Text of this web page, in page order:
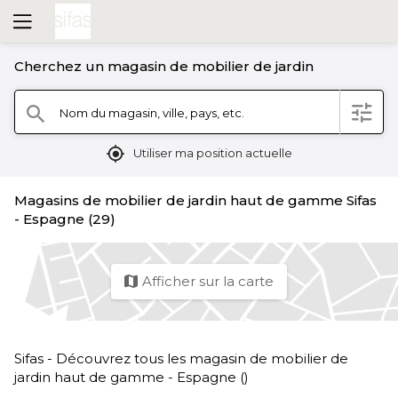
Cherchez un magasin de mobilier de jardin
search Nom du magasin, ville, pays, etc. filter
mylocation Utiliser ma position actuelle
Magasins de mobilier de jardin haut de gamme Sifas
- Espagne (29)
map Afficher sur la carte
Sifas - Découvrez tous les magasin de mobilier de
jardin haut de gamme - Espagne ()